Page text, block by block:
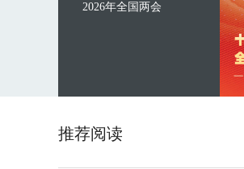
2026年全国两会
推荐阅读